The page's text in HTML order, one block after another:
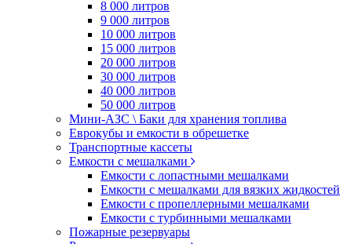
8 000 литров
9 000 литров
10 000 литров
15 000 литров
20 000 литров
30 000 литров
40 000 литров
50 000 литров
Мини-АЗС \ Баки для хранения топлива
Еврокубы и емкости в обрешетке
Транспортные кассеты
Емкости с мешалками
Емкости с лопастными мешалками
Емкости с мешалками для вязких жидкостей
Емкости с пропеллерными мешалками
Емкости с турбинными мешалками
Пожарные резервуары